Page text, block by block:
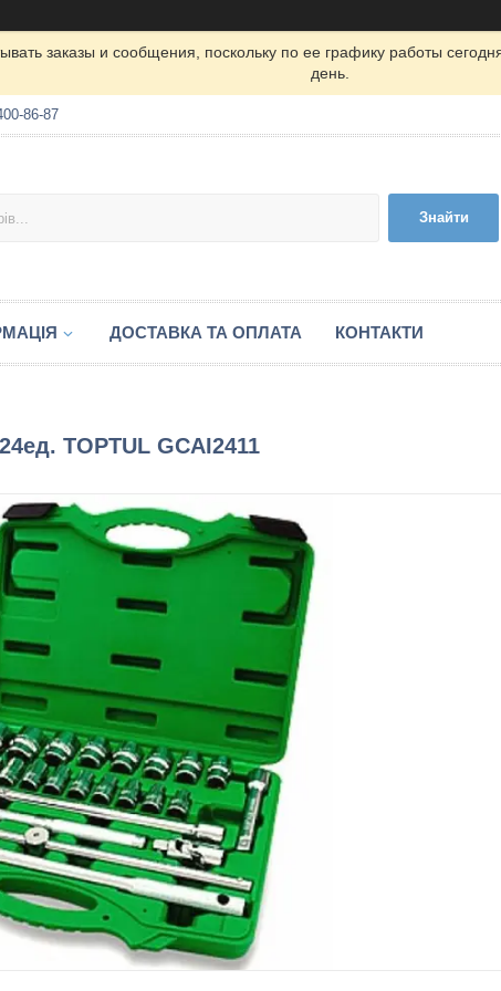
заказы и сообщения, поскольку по ее графику работы
день.
86-87
Знайти
ДОСТАВКА ТА ОПЛАТА КОНТАКТИ
TOPTUL GCAI2411